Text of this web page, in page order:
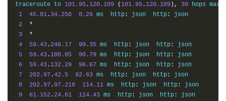
traceroute to 101.95 . 120.109 ( 101.95 . 120.109 ), 30 hops max
1
45.81 . 34.250 0.26 ms  http : json  http :
json
2
*
3
*
4
59.43 .246.17 99.35 ms  http : json  http :
json
5
59.43 . 188.85 90.79 ms  http : json  http :
json
6
59.43 . 132.29 96.67 ms  http : json  http :
json
7
202.97 .42.5 92.63 ms  http : json  http :
json
8
202.97 .97.218 114.11 ms  http : json  http :
json
9
61.152 .24.61 114.43 ms  http : json  http :